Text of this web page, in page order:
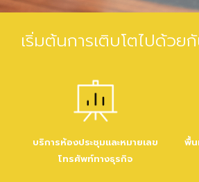
เริ่มต้นการเติบโตไปด้วย
อินเตอร์เน็ตความเร็วสูง
สิทธิ
บริการห้องประชุมและหมายเลข
โทรศัพท์ทางธุรกิจ
พื้น